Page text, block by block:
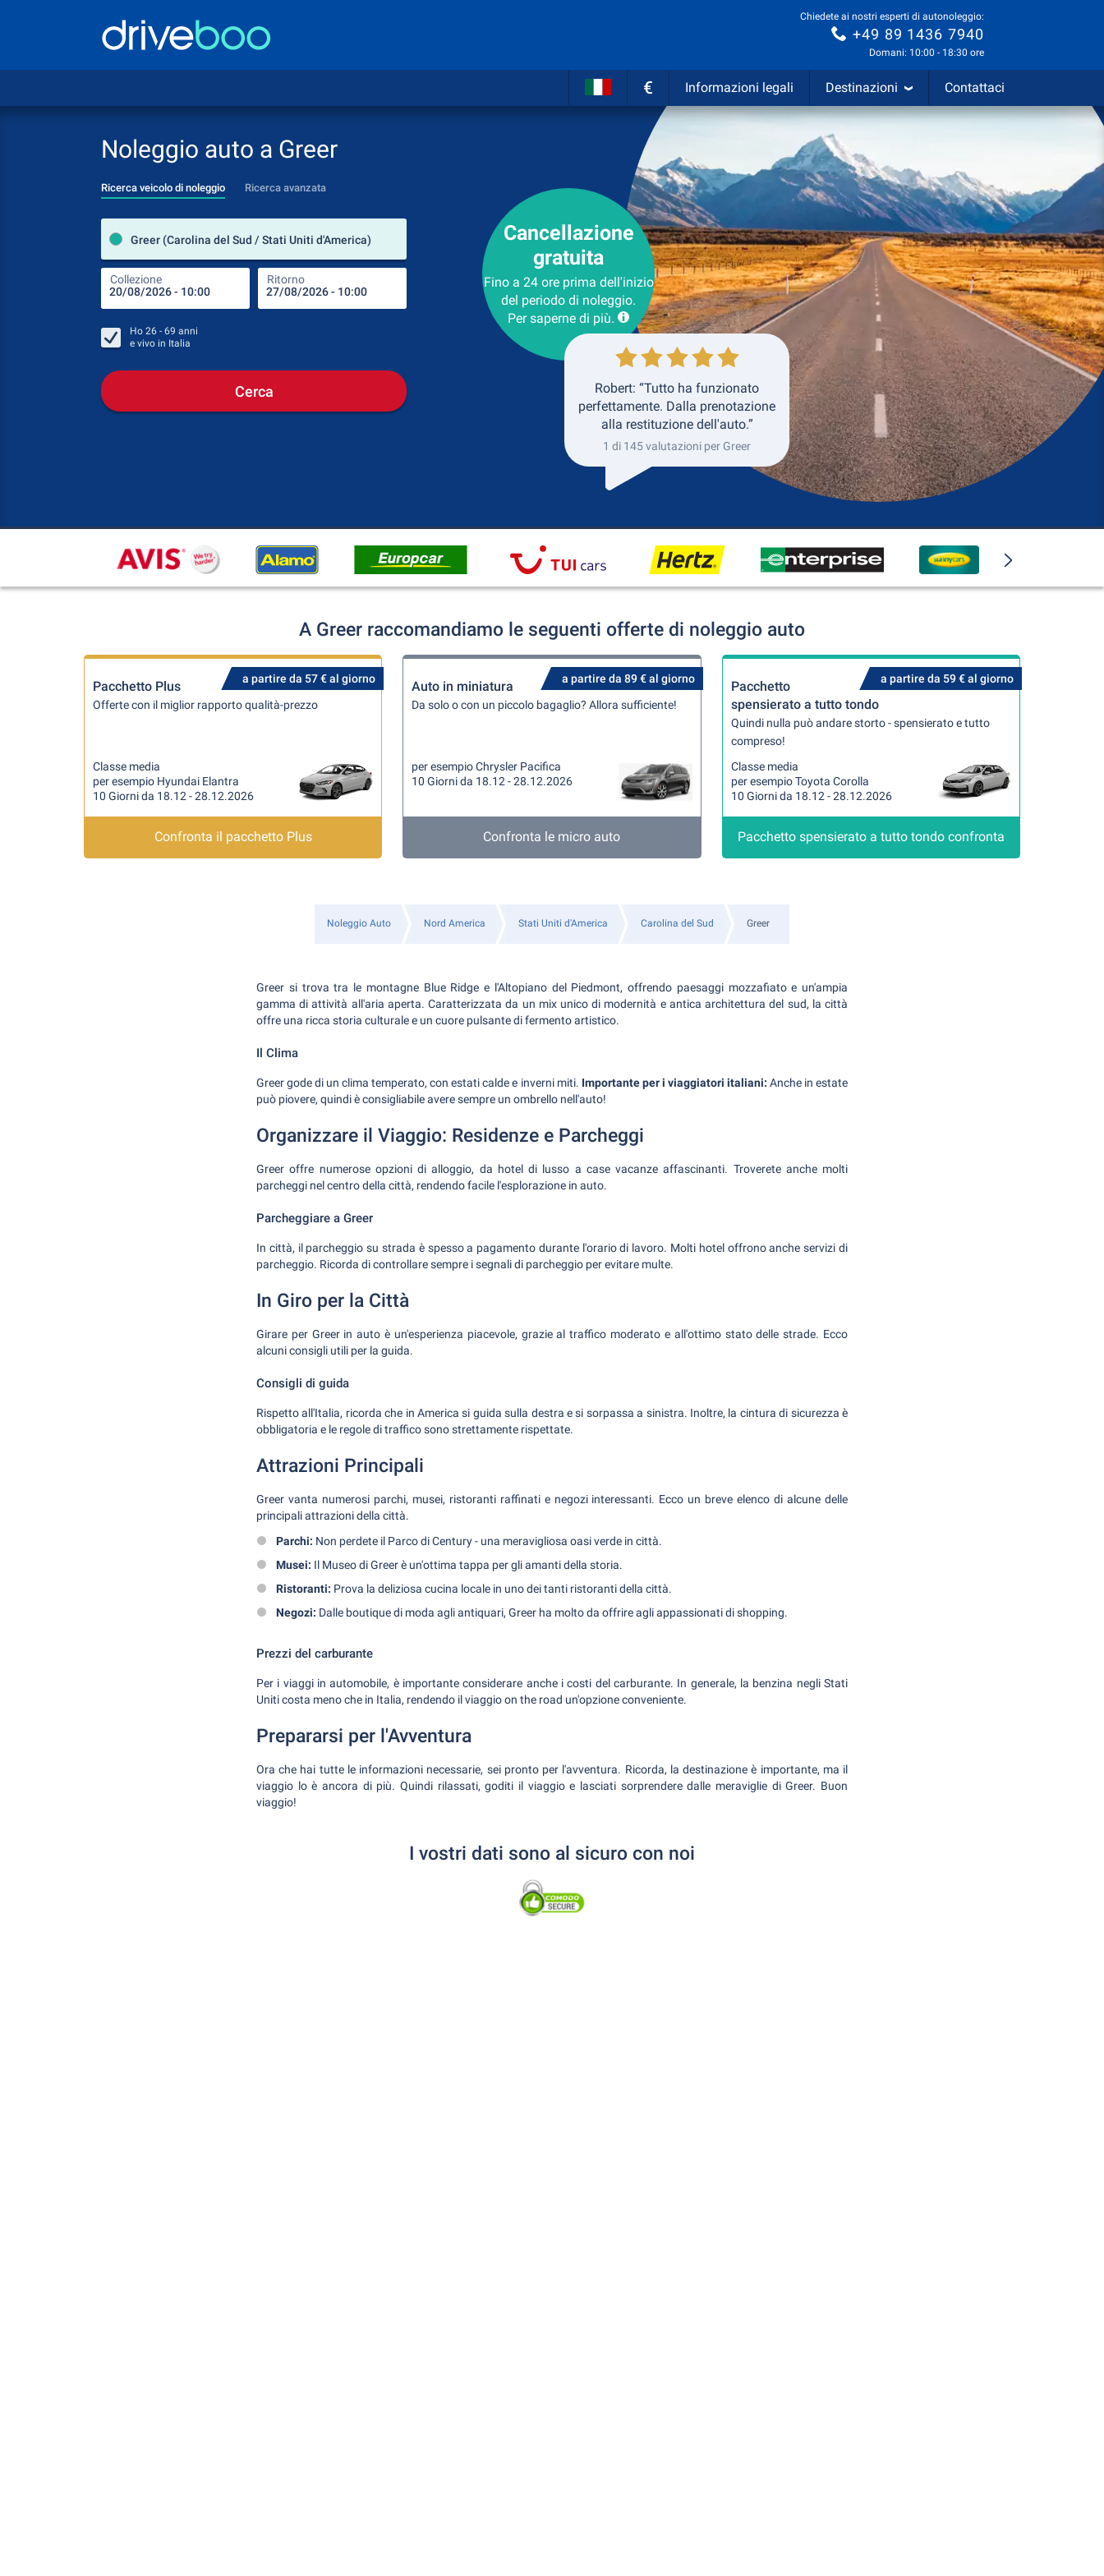
Chiedete ai nostri esperti di autonoleggio:
+49 89 1436 7940
Domani: 10:00 - 18:30 ore
€ Informazioni legali Destinazioni Contattaci
Noleggio auto a Greer
Ricerca veicolo di noleggio Ricerca avanzata
Greer (Carolina del Sud / Stati Uniti d'America)
Collezione Ritorno
Luogo del noleggio
Luogo di ritorno
Ritorno
Ho 26 - 69 anni
e vivo in Italia
Cerca
Cancellazione
gratuita
Fino a 24 ore prima dell'inizio
del periodo di noleggio.
Per saperne di più.
Robert: “Tutto ha funzionato
perfettamente. Dalla prenotazione
alla restituzione dell'auto.”
1 di 145 valutazioni per Greer
A Greer raccomandiamo le seguenti offerte di noleggio auto
a partire da 57 € al giorno
Pacchetto Plus
Offerte con il miglior rapporto qualità-prezzo
Classe media
per esempio Hyundai Elantra
10 Giorni da 18.12 - 28.12.2026
Confronta il pacchetto Plus
a partire da 89 € al giorno
Auto in miniatura
Da solo o con un piccolo bagaglio? Allora sufficiente!
per esempio Chrysler Pacifica
10 Giorni da 18.12 - 28.12.2026
Confronta le micro auto
a partire da 59 € al giorno
Pacchetto
spensierato a tutto tondo
Quindi nulla può andare storto - spensierato e tutto
compreso!
Classe media
per esempio Toyota Corolla
10 Giorni da 18.12 - 28.12.2026
Pacchetto spensierato a tutto tondo confronta
Noleggio Auto Nord America Stati Uniti d'America Carolina del Sud Greer
Greer si trova tra le montagne Blue Ridge e l'Altopiano del Piedmont, offrendo paesaggi mozzafiato e un'ampia
gamma di attività all'aria aperta. Caratterizzata da un mix unico di modernità e antica architettura del sud, la città
offre una ricca storia culturale e un cuore pulsante di fermento artistico.
Il Clima
Greer gode di un clima temperato, con estati calde e inverni miti. Importante per i viaggiatori italiani: Anche in estate
può piovere, quindi è consigliabile avere sempre un ombrello nell'auto!
Organizzare il Viaggio: Residenze e Parcheggi
Greer offre numerose opzioni di alloggio, da hotel di lusso a case vacanze affascinanti. Troverete anche molti
parcheggi nel centro della città, rendendo facile l'esplorazione in auto.
Parcheggiare a Greer
In città, il parcheggio su strada è spesso a pagamento durante l'orario di lavoro. Molti hotel offrono anche servizi di
parcheggio. Ricorda di controllare sempre i segnali di parcheggio per evitare multe.
In Giro per la Città
Girare per Greer in auto è un'esperienza piacevole, grazie al traffico moderato e all'ottimo stato delle strade. Ecco
alcuni consigli utili per la guida.
Consigli di guida
Rispetto all'Italia, ricorda che in America si guida sulla destra e si sorpassa a sinistra. Inoltre, la cintura di sicurezza è
obbligatoria e le regole di traffico sono strettamente rispettate.
Attrazioni Principali
Greer vanta numerosi parchi, musei, ristoranti raffinati e negozi interessanti. Ecco un breve elenco di alcune delle
principali attrazioni della città.
Parchi: Non perdete il Parco di Century - una meravigliosa oasi verde in città.
Musei: Il Museo di Greer è un'ottima tappa per gli amanti della storia.
Ristoranti: Prova la deliziosa cucina locale in uno dei tanti ristoranti della città.
Negozi: Dalle boutique di moda agli antiquari, Greer ha molto da offrire agli appassionati di shopping.
Prezzi del carburante
Per i viaggi in automobile, è importante considerare anche i costi del carburante. In generale, la benzina negli Stati
Uniti costa meno che in Italia, rendendo il viaggio on the road un'opzione conveniente.
Prepararsi per l'Avventura
Ora che hai tutte le informazioni necessarie, sei pronto per l'avventura. Ricorda, la destinazione è importante, ma il
viaggio lo è ancora di più. Quindi rilassati, goditi il viaggio e lasciati sorprendere dalle meraviglie di Greer. Buon
viaggio!
I vostri dati sono al sicuro con noi